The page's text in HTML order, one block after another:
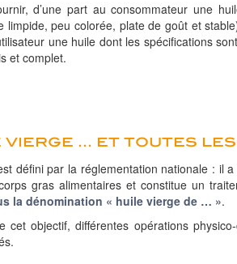
d’une part au consommateur une
limpide, peu colorée, plate de goût et
une huile dont les spécifications
et complet.
vierge … et toutes
défini par la réglementation nationale : il
gras alimentaires et constitue un
la dénomination « huile vierge de … ».
cet objectif, différentes opérations